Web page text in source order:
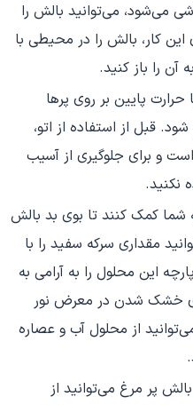
می‌شود، می‌توانید بالش را
کار، بالش را در محیطی با
آن را باز کنید.
پایین بر روی پرها
قبل از استفاده از اتو،
و برای جلوگیری از آسیب
نکنید.
شما کمک کنند تا بوی بد بالش
مقداری سرکه سفید را با
این محلول را به آرامی به
خشک شدن در معرض نور
از محلول آب و عصاره
پر مرغ می‌توانید از